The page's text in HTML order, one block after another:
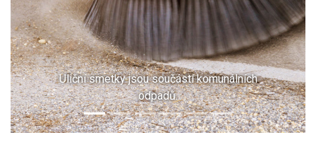
Uliční smetky jsou součástí komunálních
odpadů.